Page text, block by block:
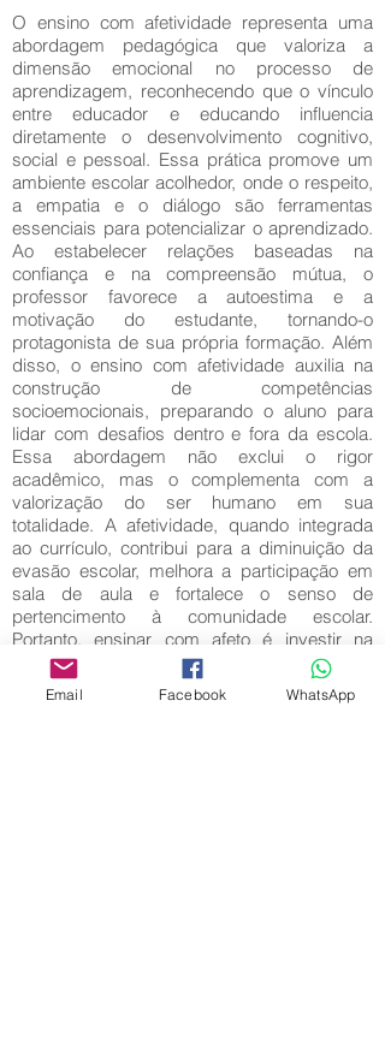
O ensino com afetividade representa uma
abordagem pedagógica que valoriza a
dimensão emocional no processo de
aprendizagem, reconhecendo que o vínculo
entre educador e educando influencia
diretamente o desenvolvimento cognitivo,
social e pessoal. Essa prática promove um
ambiente escolar acolhedor, onde o respeito,
a empatia e o diálogo são ferramentas
essenciais para potencializar o aprendizado.
Ao estabelecer relações baseadas na
confiança e na compreensão mútua, o
professor favorece a autoestima e a
motivação do estudante, tornando-o
protagonista de sua própria formação. Além
disso, o ensino com afetividade auxilia na
construção de competências
socioemocionais, preparando o aluno para
lidar com desafios dentro e fora da escola.
Essa abordagem não exclui o rigor
acadêmico, mas o complementa com a
valorização do ser humano em sua
totalidade. A afetividade, quando integrada
ao currículo, contribui para a diminuição da
evasão escolar, melhora a participação em
sala de aula e fortalece o senso de
pertencimento à comunidade escolar.
Portanto, ensinar com afeto é investir na
formação integral, respeitando o ritmo e as
necessidades individuais de cada estudante.
Email Facebook WhatsApp